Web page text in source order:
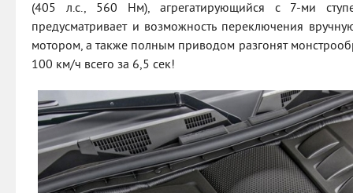
(405 л.с., 560 Нм), агрегатирующийся с 7-ми
предусматривает и возможность переключения
мотором, а также полным приводом разгонят
100 км/ч всего за 6,5 сек!